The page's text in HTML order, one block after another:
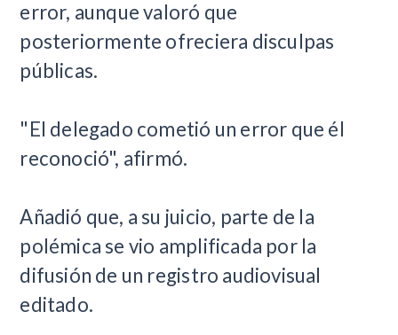
error, aunque valoró que
posteriormente ofreciera disculpas
públicas.
"El delegado cometió un error que él
reconoció", afirmó.
Añadió que, a su juicio, parte de la
polémica se vio amplificada por la
difusión de un registro audiovisual
editado.